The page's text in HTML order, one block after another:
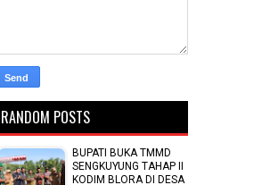
RANDOM POSTS
BUPATI BUKA TMMD
SENGKUYUNG TAHAP II
KODIM BLORA DI DESA